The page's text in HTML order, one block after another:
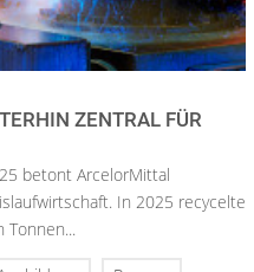
ZENTRAL FÜR
betont ArcelorMittal
In 2025 recycelte